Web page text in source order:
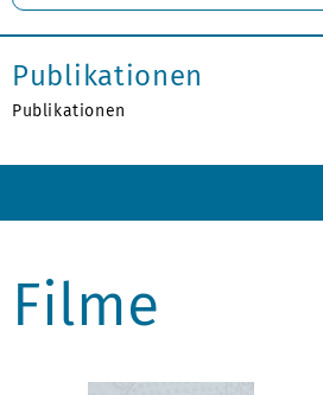
Publikationen
Publikationen
Filme